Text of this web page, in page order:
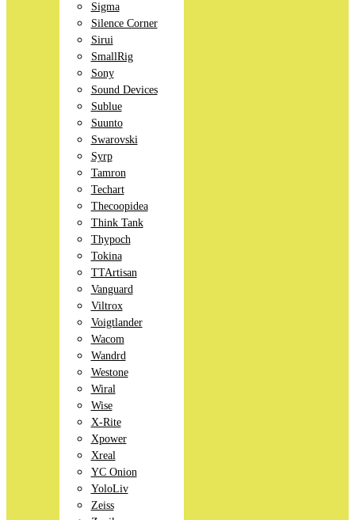
Sigma
Silence Corner
Sirui
SmallRig
Sony
Sound Devices
Sublue
Suunto
Swarovski
Syrp
Tamron
Techart
Thecoopidea
Think Tank
Thypoch
Tokina
TTArtisan
Vanguard
Viltrox
Voigtlander
Wacom
Wandrd
Westone
Wiral
Wise
X-Rite
Xpower
Xreal
YC Onion
YoloLiv
Zeiss